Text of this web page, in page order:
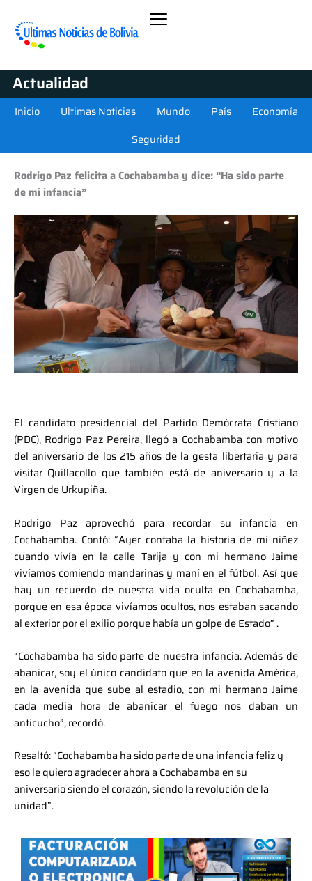
Actualidad
Inicio Ultimas Noticias Mundo País
Economía
Seguridad
Rodrigo Paz felicita a Cochabamba y dice: “Ha sido parte
de mi infancia”
El candidato presidencial del Partido Demócrata Cristiano
(PDC), Rodrigo Paz Pereira, llegó a Cochabamba con motivo
del aniversario de los 215 años de la gesta libertaria y para
visitar Quillacollo que también está de aniversario y a la
Virgen de Urkupiña.
Rodrigo Paz aprovechó para recordar su infancia en
Cochabamba. Contó: “Ayer contaba la historia de mi niñez
cuando vivía en la calle Tarija y con mi hermano Jaime
vivíamos comiendo mandarinas y maní en el fútbol. Así que
hay un recuerdo de nuestra vida oculta en Cochabamba,
porque en esa época vivíamos ocultos, nos estaban sacando
al exterior por el exilio porque había un golpe de Estado” .
“Cochabamba ha sido parte de nuestra infancia. Además de
abanicar, soy el único candidato que en la avenida América,
en la avenida que sube al estadio, con mi hermano Jaime
cada media hora de abanicar el fuego nos daban un
anticucho”, recordó.
Resaltó: “Cochabamba ha sido parte de una infancia feliz y
eso le quiero agradecer ahora a Cochabamba en su
aniversario siendo el corazón, siendo la revolución de la
unidad”.